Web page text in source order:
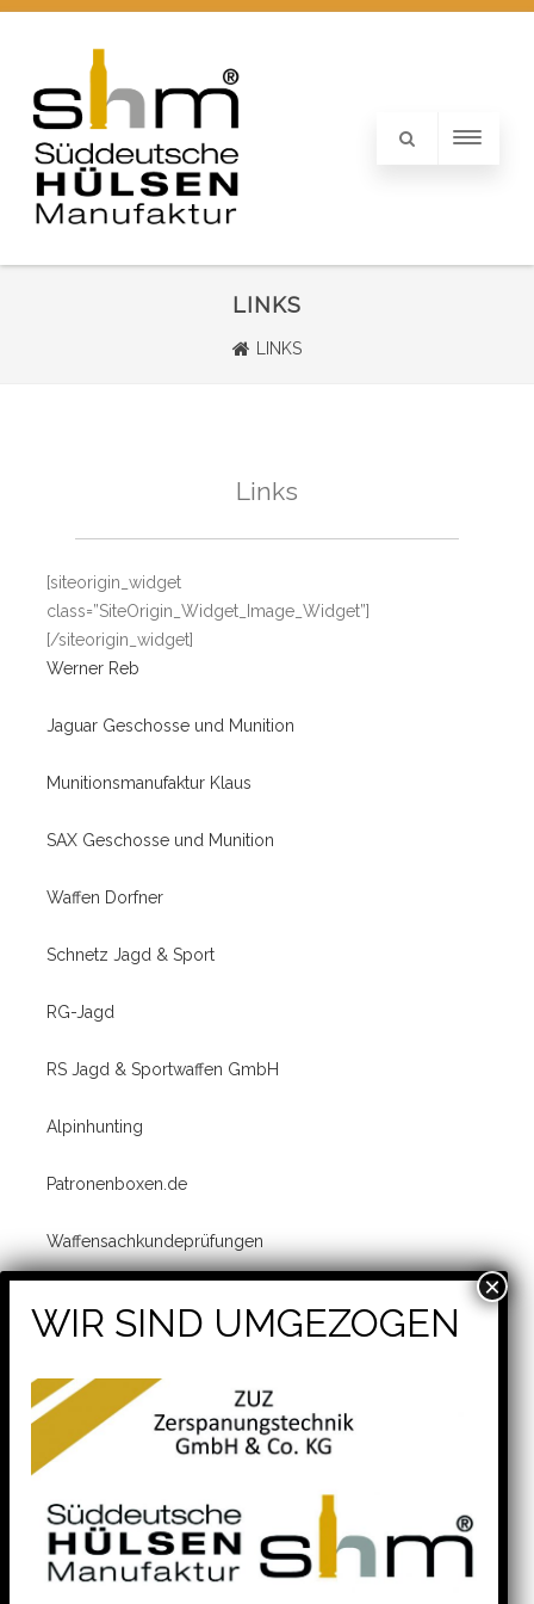
LINKS
LINKS
Links
[siteorigin_widget
class=”SiteOrigin_Widget_Image_Widget”]
[/siteorigin_widget]
Werner Reb
Jaguar Geschosse und Munition
Munitionsmanufaktur Klaus
SAX Geschosse und Munition
Waffen Dorfner
Schnetz Jagd & Sport
RG-Jagd
RS Jagd & Sportwaffen GmbH
Alpinhunting
Patronenboxen.de
Waffensachkundeprüfungen